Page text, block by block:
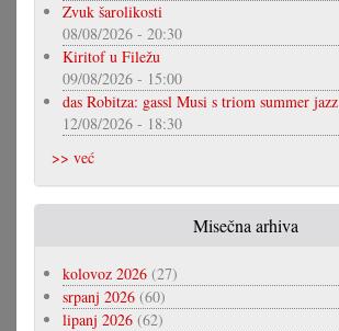
Zvuk šarolikosti
08/08/2026 - 20:30
Kiritof u Filežu
09/08/2026 - 15:00
das Robitza: gassl Musi s triom summer jazz
12/08/2026 - 18:30
>> već
Misečna arhiva
kolovoz 2026 (27)
srpanj 2026 (60)
lipanj 2026 (62)